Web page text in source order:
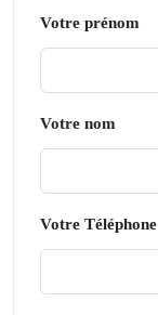
Votre prénom
Votre nom
Votre Téléphone